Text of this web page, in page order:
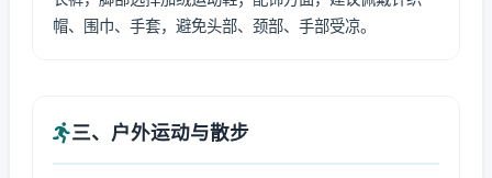
帽、围巾、手套，避免头部、颈部、手部受凉。
三、户外运动与散步